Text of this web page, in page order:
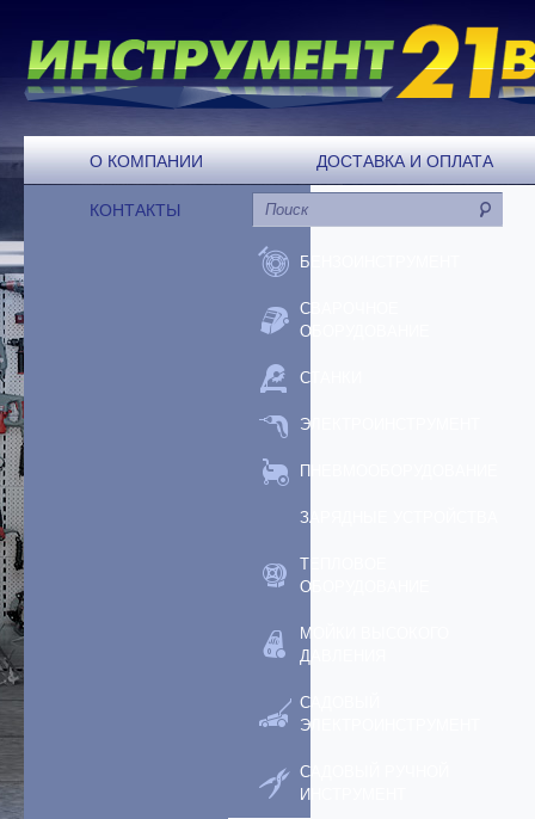
О КОМПАНИИ ДОСТАВКА И ОПЛАТА
КОНТАКТЫ
БЕНЗОИНСТРУМЕНТ
СВАРОЧНОЕ
ОБОРУДОВАНИЕ
СТАНКИ
ЭЛЕКТРОИНСТРУМЕНТ
ПНЕВМООБОРУДОВАНИЕ
ЗАРЯДНЫЕ УСТРОЙСТВА
ТЕПЛОВОЕ
ОБОРУДОВАНИЕ
МОЙКИ ВЫСОКОГО
ДАВЛЕНИЯ
САДОВЫЙ
ЭЛЕКТРОИНСТРУМЕНТ
САДОВЫЙ РУЧНОЙ
ИНСТРУМЕНТ